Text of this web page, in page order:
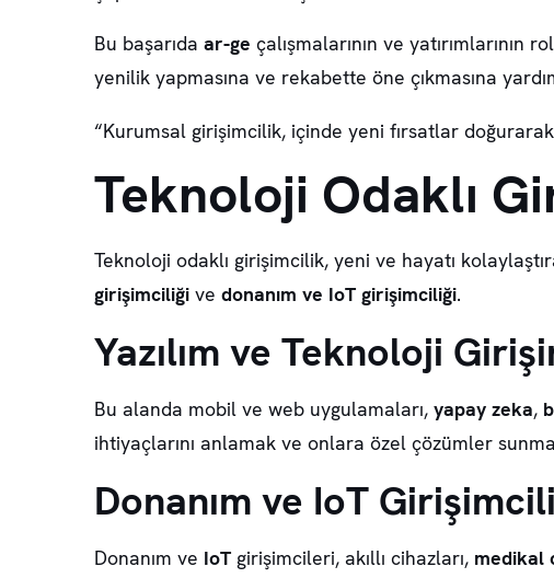
Bu başarıda ar-ge çalışmalarının ve
yenilik yapmasına ve rekabette öne çıkmasına
“Kurumsal girişimcilik, içinde yeni fırsatlar
Teknoloji Odaklı
Teknoloji odaklı girişimcilik, yeni ve hayatı
girişimciliği ve donanım ve IoT girişimciliği.
Yazılım ve Teknoloji
Bu alanda mobil ve web uygulamaları, yapay zeka,
ihtiyaçlarını anlamak ve onlara özel çözümler
Donanım ve IoT
Donanım ve IoT girişimcileri, akıllı cihazları, medikal